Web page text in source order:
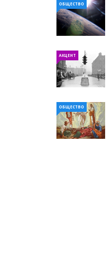
ОБЩЕСТВО
АКЦЕНТ
ОБЩЕСТВО